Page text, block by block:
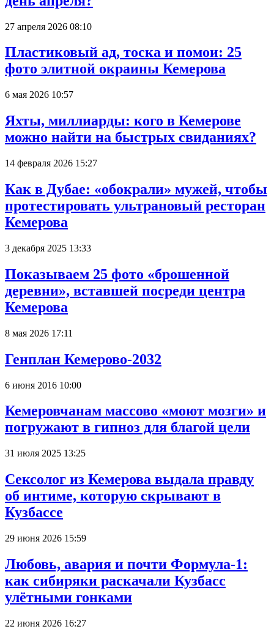
27 апреля 2026 08:10
Пластиковый ад, тоска и помои: 25
фото элитной окраины Кемерова
6 мая 2026 10:57
Яхты, миллиарды: кого в Кемерове
можно найти на быстрых свиданиях?
14 февраля 2026 15:27
Как в Дубае: «обокрали» мужей, чтобы
протестировать ультрановый ресторан
Кемерова
3 декабря 2025 13:33
Показываем 25 фото «брошенной
деревни», вставшей посреди центра
Кемерова
8 мая 2026 17:11
Генплан Кемерово-2032
6 июня 2016 10:00
Кемеровчанам массово «моют мозги» и
погружают в гипноз для благой цели
31 июля 2025 13:25
Сексолог из Кемерова выдала правду
об интиме, которую скрывают в
Кузбассе
29 июня 2026 15:59
Любовь, авария и почти Формула-1:
как сибиряки раскачали Кузбасс
улётными гонками
22 июня 2026 16:27